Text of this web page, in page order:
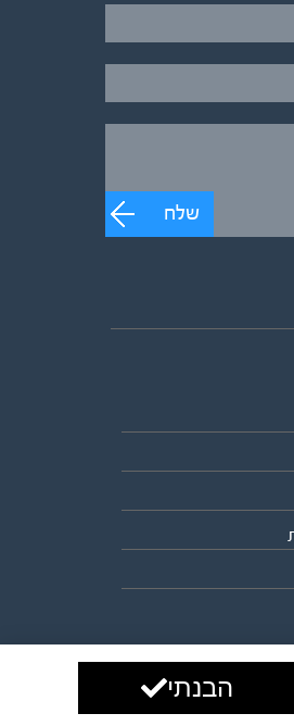
שלח
ופיתוח: ביבר גלובלהבנתי